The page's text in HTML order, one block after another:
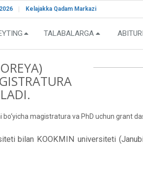
Kelajakka Qadam Markazi
TALABALARGA
magistratura va PhD uchun grant
bilan KOOKMIN universiteti